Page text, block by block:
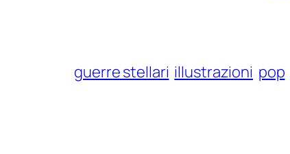
guerre stellari illustrazioni pop